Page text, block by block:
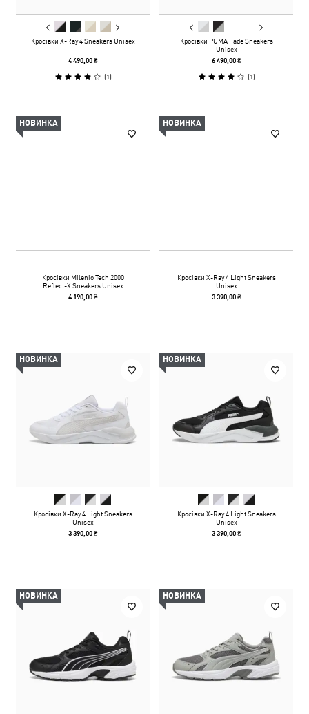
Кросівки X-Ray 4 Sneakers Unisex
4 490,00 ₴
(1)
Кросівки PUMA Fade Sneakers
Unisex
6 490,00 ₴
(1)
НОВИНКА
Кросівки Milenio Tech 2000
Reflect-X Sneakers Unisex
4 190,00 ₴
НОВИНКА
Кросівки X-Ray 4 Light Sneakers
Unisex
3 390,00 ₴
НОВИНКА
Кросівки X-Ray 4 Light Sneakers
Unisex
3 390,00 ₴
НОВИНКА
Кросівки X-Ray 4 Light Sneakers
Unisex
3 390,00 ₴
НОВИНКА НОВИНКА